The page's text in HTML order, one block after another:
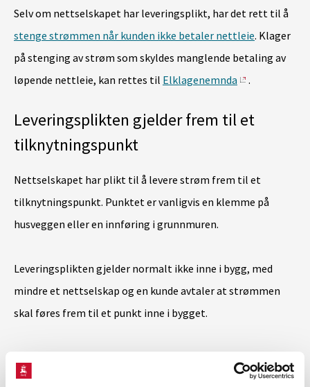
Selv om nettselskapet har leveringsplikt, har det rett til å
stenge strømmen når kunden ikke betaler nettleie. Klager
på stenging av strøm som skyldes manglende betaling av
løpende nettleie, kan rettes til Elklagenemnda .
Leveringsplikten gjelder frem til et
tilknytningspunkt
Nettselskapet har plikt til å levere strøm frem til et
tilknytningspunkt. Punktet er vanligvis en klemme på
husveggen eller en innføring i grunnmuren.
Leveringsplikten gjelder normalt ikke inne i bygg, med
mindre et nettselskap og en kunde avtaler at strømmen
skal føres frem til et punkt inne i bygget.